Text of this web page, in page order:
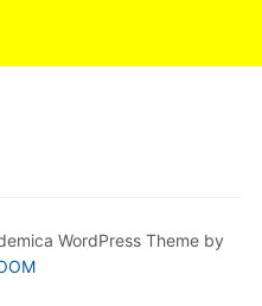
WordPress Theme by